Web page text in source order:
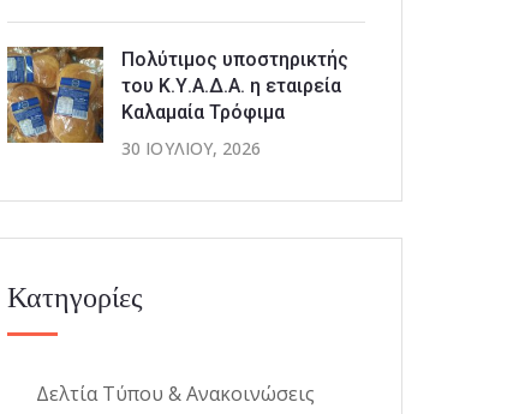
Πολύτιμος υποστηρικτής
του Κ.Υ.Α.Δ.Α. η εταιρεία
Καλαμαία Τρόφιμα
30 ΙΟΥΛΊΟΥ, 2026
Κατηγορίες
Δελτία Τύπου & Ανακοινώσεις